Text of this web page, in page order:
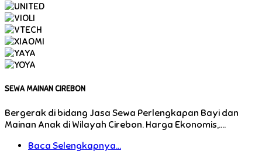
SEWA MAINAN CIREBON
Bergerak di bidang Jasa Sewa Perlengkapan Bayi dan
Mainan Anak di Wilayah Cirebon. Harga Ekonomis,....
Baca Selengkapnya...